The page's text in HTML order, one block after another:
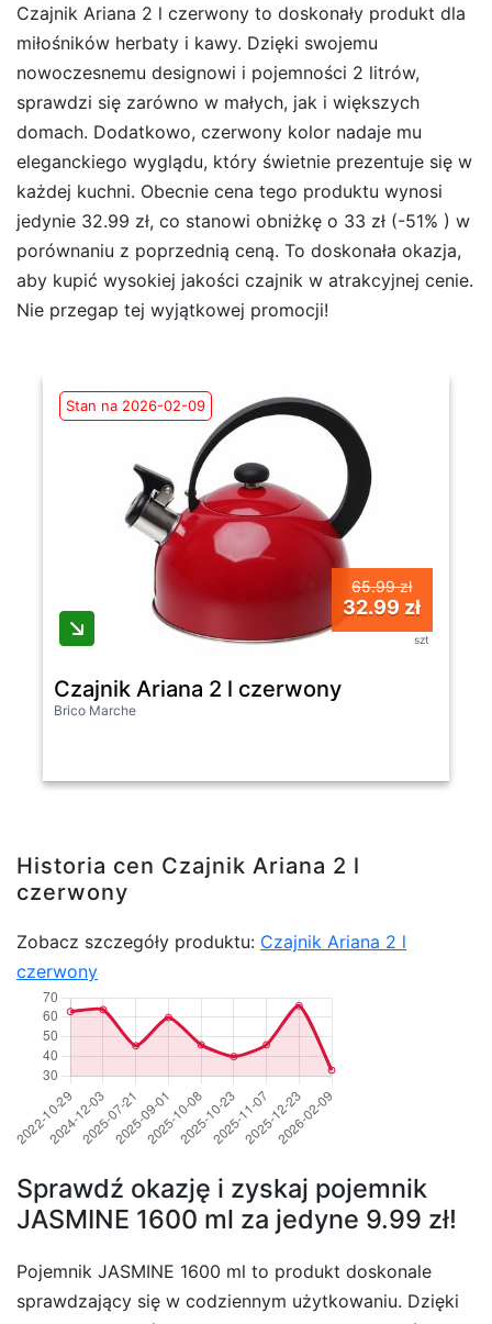
Czajnik Ariana 2 l czerwony to doskonały produkt dla
miłośników herbaty i kawy. Dzięki swojemu
nowoczesnemu designowi i pojemności 2 litrów,
sprawdzi się zarówno w małych, jak i większych
domach. Dodatkowo, czerwony kolor nadaje mu
eleganckiego wyglądu, który świetnie prezentuje się w
każdej kuchni. Obecnie cena tego produktu wynosi
jedynie 32.99 zł, co stanowi obniżkę o 33 zł (-51% ) w
porównaniu z poprzednią ceną. To doskonała okazja,
aby kupić wysokiej jakości czajnik w atrakcyjnej cenie.
Nie przegap tej wyjątkowej promocji!
Stan na 2026-02-09
65.99 zł
32.99 zł
szt
Czajnik Ariana 2 l czerwony
Brico Marche
Historia cen Czajnik Ariana 2 l
czerwony
Zobacz szczegóły produktu: Czajnik Ariana 2 l
czerwony
Sprawdź okazję i zyskaj pojemnik
JASMINE 1600 ml za jedyne 9.99 zł!
Pojemnik JASMINE 1600 ml to produkt doskonale
sprawdzający się w codziennym użytkowaniu. Dzięki